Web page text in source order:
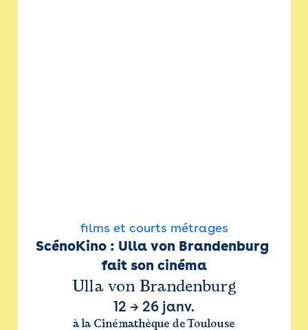
films et courts métrages
ScénoKino : Ulla von Brandenburg
fait son cinéma
Ulla von Brandenburg
12 → 26 janv.
à la Cinémathèque de Toulouse